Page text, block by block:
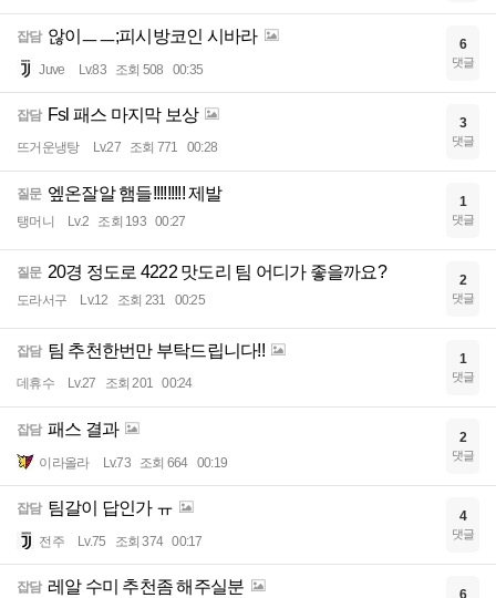
잡담 않이ㅡㅡ;피시방코인 시바라
Juve Lv.83 조회 508 00:35
6
댓글
잡담 Fsl 패스 마지막 보상
뜨거운냉탕 Lv.27 조회 771 00:28
3
댓글
질문 엪온잘알 햄들!!!!!!!!! 제발
탱머니 Lv.2 조회 193 00:27
1
댓글
질문 20경 정도로 4222 맛도리 팀 어디가 좋을까요?
도라서구 Lv.12 조회 231 00:25
2
댓글
잡담 팀 추천한번만 부탁드립니다!!
데휴수 Lv.27 조회 201 00:24
1
댓글
잡담 패스 결과
이라올라 Lv.73 조회 664 00:19
2
댓글
잡담 팀갈이 답인가 ㅠ
전주 Lv.75 조회 374 00:17
4
댓글
잡담 레알 수미 추천좀 해주실분